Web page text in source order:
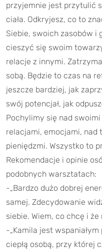
przyjemnie jest przytulić
ciała. Odkryjesz, co to
Siebie, swoich zasobów i
cieszyć się swoim
relacje z innymi.
sobą. Będzie to czas na
jeszcze bardziej, jak
swój potencjał, jak
Pochylimy się nad
relacjami, emocjami, nad
pieniędzmi. Wszystko to
Rekomendacje i opinie
podobnych warsztatach:
-„Bardzo dużo dobrej
samej. Zdecydowanie
siebie. Wiem, co chcę i że
-„Kamila jest
ciepłą osobą, przy której